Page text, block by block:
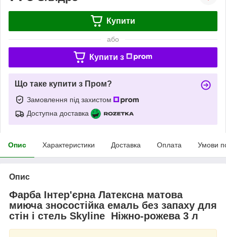
Купити
або
Купити з
Що таке купити з Пром?
Замовлення під захистом
Доступна доставка
Опис Характеристики Доставка Оплата Умови
Опис
Фарба Інтер'єрна Латексна матова
миюча зносостійка емаль без запаху для
стін і стель Skyline Ніжно-рожева 3 л